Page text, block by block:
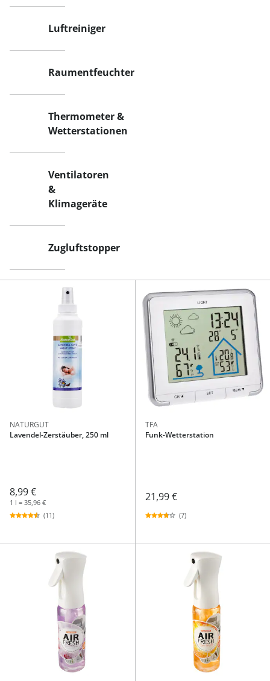
Luftreiniger
Raumentfeuchter
Thermometer &
Wetterstationen
Ventilatoren
&
Klimageräte
Zugluftstopper
NATURGUT
Lavendel-Zerstäuber, 250 ml
8,99 €
1 l = 35,96 €
(11)
TFA
Funk-Wetterstation
21,99 €
(7)